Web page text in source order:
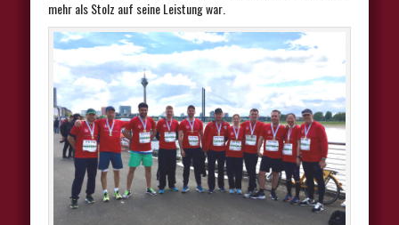
mehr als Stolz auf seine Leistung war.